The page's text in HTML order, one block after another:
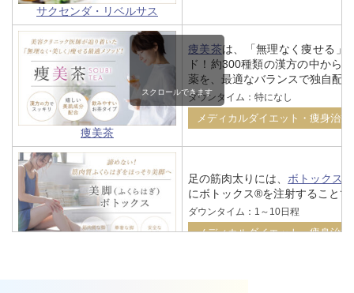
サクセンダ・リベルサス
痩美茶
痩美茶は、「無理なく痩せる」
ド！約300種類の漢方の中から
薬を、最適なバランスで独自配
ダウンタイム：特になし
メディカルダイエット・痩身治療
足の筋肉太りには、 ボトックス
にボトックス®を注射すること
ダウンタイム：1～10日程
メディカルダイエット・痩身治療
スクロールできます